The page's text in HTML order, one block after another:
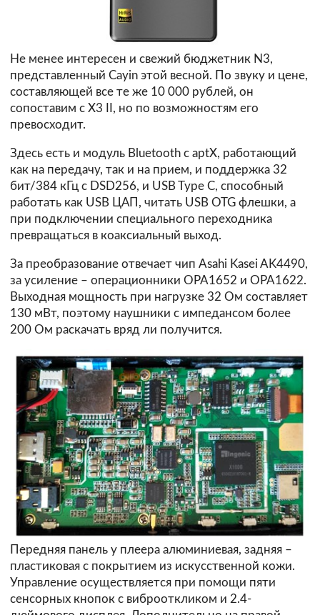
Не менее интересен и свежий бюджетник N3,
представленный Cayin этой весной. По звуку и цене,
составляющей все те же 10 000 рублей, он
сопоставим с X3 II, но по возможностям его
превосходит.
Здесь есть и модуль Bluetooth с aptX, работающий
как на передачу, так и на прием, и поддержка 32
бит/384 кГц c DSD256, и USB Type C, способный
работать как USB ЦАП, читать USB OTG флешки, а
при подключении специального переходника
превращаться в коаксиальный выход.
За преобразование отвечает чип Asahi Kasei AK4490,
за усиление – операционники OPA1652 и OPA1622.
Выходная мощность при нагрузке 32 Ом составляет
130 мВт, поэтому наушники с импедансом более
200 Ом раскачать вряд ли получится.
Передняя панель у плеера алюминиевая, задняя –
пластиковая с покрытием из искусственной кожи.
Управление осуществляется при помощи пяти
сенсорных кнопок с виброоткликом и 2.4-